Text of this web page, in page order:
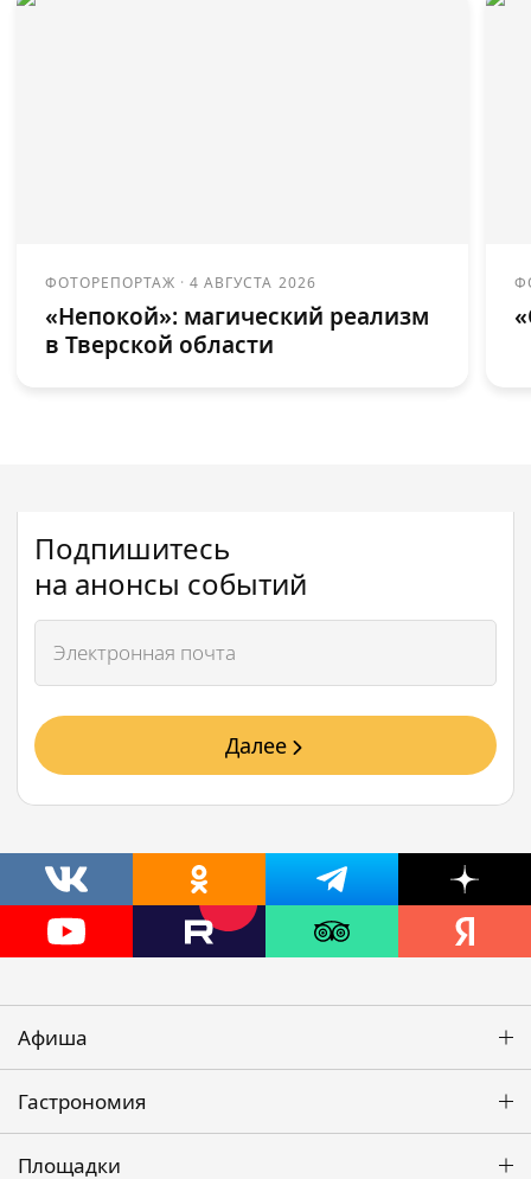
ФОТОРЕПОРТАЖ ·4 АВГУСТА 2026
«Непокой»: магический реализм
в Тверской области
Подпишитесь
на анонсы событий
Далее
Афиша
Гастрономия
Площадки